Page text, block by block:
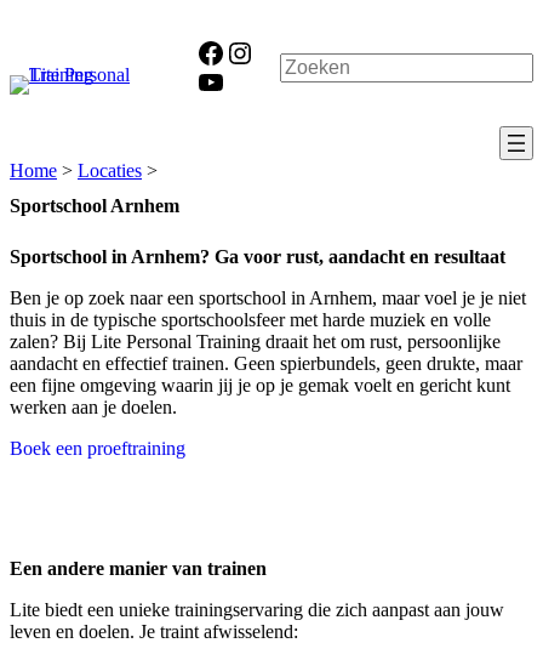
inhoud
Facebook
Instagram
YouTube
Zoeken
Home > Locaties >
Sportschool Arnhem
Sportschool in Arnhem? Ga voor rust, aandacht en resultaat
Ben je op zoek naar een sportschool in Arnhem, maar voel je je niet
thuis in de typische sportschoolsfeer met harde muziek en volle
zalen? Bij Lite Personal Training draait het om rust, persoonlijke
aandacht en effectief trainen. Geen spierbundels, geen drukte, maar
een fijne omgeving waarin jij je op je gemak voelt en gericht kunt
werken aan je doelen.
Boek een proeftraining
Een andere manier van trainen
Lite biedt een unieke trainingservaring die zich aanpast aan jouw
leven en doelen. Je traint afwisselend: